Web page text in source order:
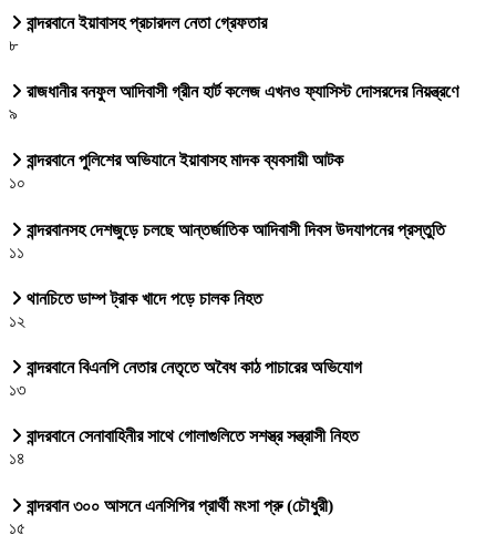
বান্দরবানে ইয়াবাসহ প্রচারদল নেতা গ্রেফতার
৮
রাজধানীর বনফুল আদিবাসী গ্রীন হার্ট কলেজ এখনও ফ্যাসিস্ট দোসরদের নিয়ন্ত্রণে
৯
বান্দরবানে পুলিশের অভিযানে ইয়াবাসহ মাদক ব্যবসায়ী আটক
১০
বান্দরবানসহ দেশজুড়ে চলছে আন্তর্জাতিক আদিবাসী দিবস উদযাপনের প্রস্তুতি
১১
থানচিতে ডাম্প ট্রাক খাদে পড়ে চালক নিহত
১২
বান্দরবানে বিএনপি নেতার নেতৃতে অবৈধ কাঠ পাচারের অভিযোগ
১৩
বান্দরবানে সেনাবাহিনীর সাথে গোলাগুলিতে সশস্ত্র সন্ত্রাসী নিহত
১৪
বান্দরবান ৩০০ আসনে এনসিপির প্রার্থী মংসা প্রু (চৌধুরী)
১৫